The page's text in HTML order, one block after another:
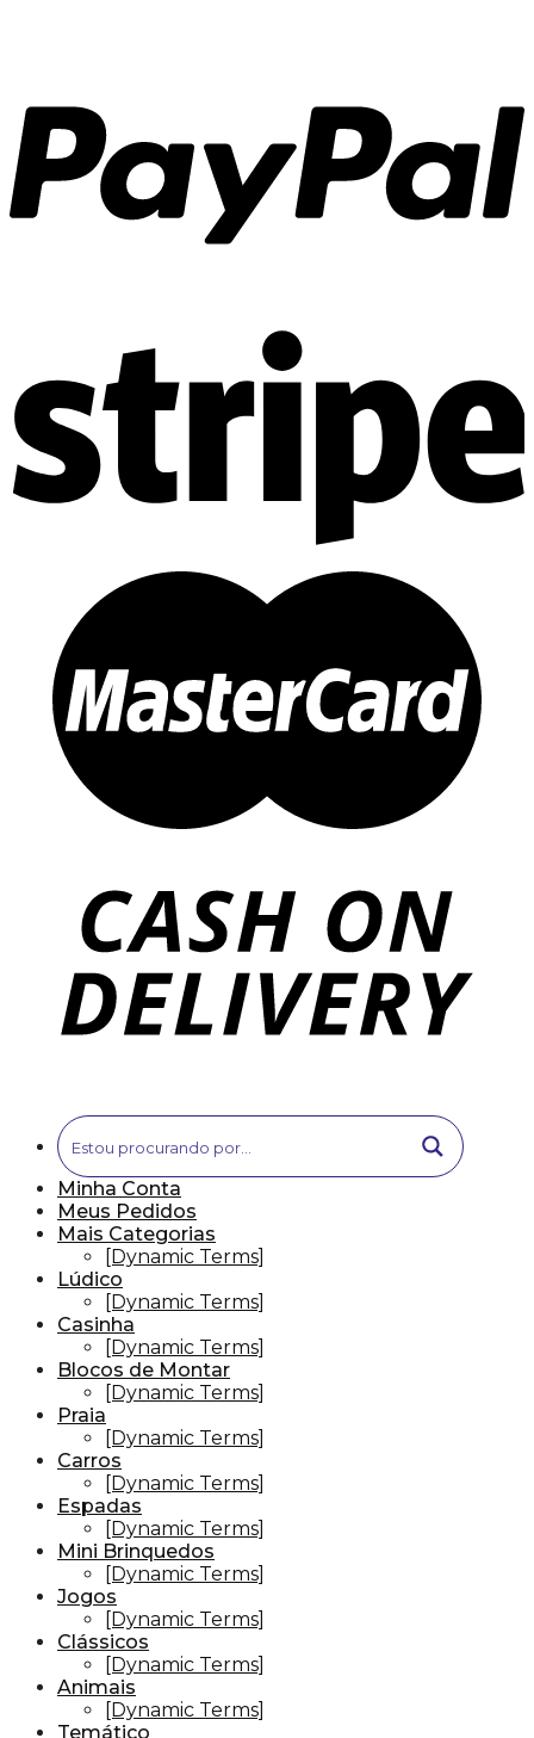
Minha Conta
Meus Pedidos
Mais Categorias
[Dynamic Terms]
Lúdico
[Dynamic Terms]
Casinha
[Dynamic Terms]
Blocos de Montar
[Dynamic Terms]
Praia
[Dynamic Terms]
Carros
[Dynamic Terms]
Espadas
[Dynamic Terms]
Mini Brinquedos
[Dynamic Terms]
Jogos
[Dynamic Terms]
Clássicos
[Dynamic Terms]
Animais
[Dynamic Terms]
Temático